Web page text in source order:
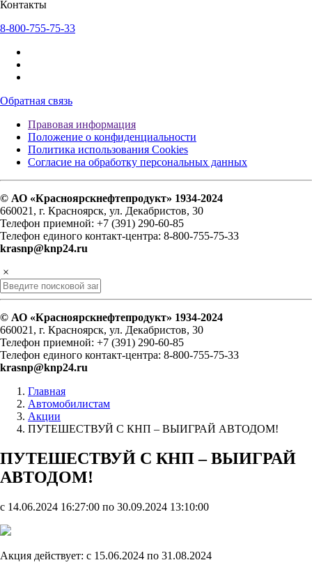
Контакты
8-800-755-75-33
Обратная связь
Правовая информация
Положение о конфиденциальности
Политика использования Cookies
Согласие на обработку персональных данных
© АО «Красноярскнефтепродукт» 1934-2024
660021, г. Красноярск, ул. Декабристов, 30
Телефон приемной: +7 (391) 290-60-85
Телефон единого контакт-центра: 8-800-755-75-33
krasnp@knp24.ru
×
© АО «Красноярскнефтепродукт» 1934-2024
660021, г. Красноярск, ул. Декабристов, 30
Телефон приемной: +7 (391) 290-60-85
Телефон единого контакт-центра: 8-800-755-75-33
krasnp@knp24.ru
Главная
Автомобилистам
Акции
ПУТЕШЕСТВУЙ С КНП – ВЫИГРАЙ АВТОДОМ!
ПУТЕШЕСТВУЙ С КНП – ВЫИГРАЙ
АВТОДОМ!
c 14.06.2024 16:27:00 по 30.09.2024 13:10:00
Акция действует: с 15.06.2024 по 31.08.2024